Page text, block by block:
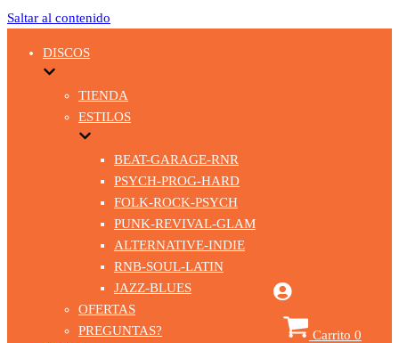
Saltar al contenido
DISCOS
TIENDA
ESTILOS
BEAT-GARAGE-RNR
PSYCH-PROG-HARD
FOLK-ROCK-PSYCH
PUNK-REVIVAL-GLAM
ALTERNATIVE-INDIE
RNB-SOUL-LATIN
JAZZ-BLUES
OFERTAS
PREGUNTAS?
Carrito 0